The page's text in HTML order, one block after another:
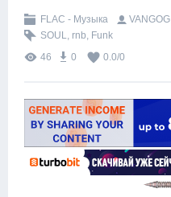
FLAC - Музыка
VANGOG
SOUL, rnb, Funk
46
0 0.0/0